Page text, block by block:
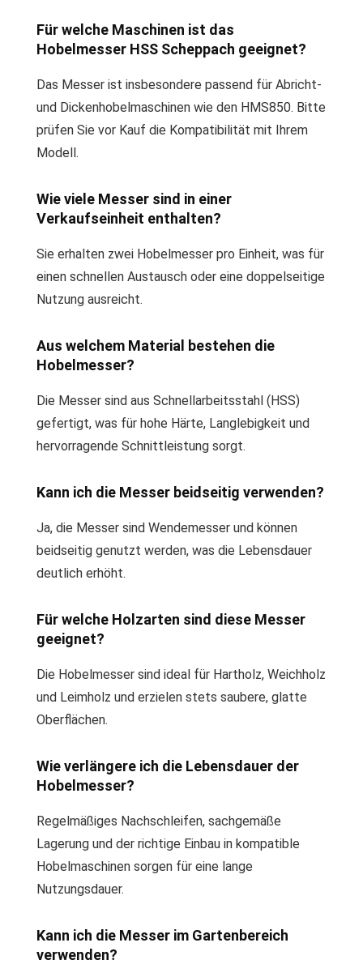
Für welche Maschinen ist das
Hobelmesser HSS Scheppach geeignet?
Das Messer ist insbesondere passend für Abricht-
und Dickenhobelmaschinen wie den HMS850. Bitte
prüfen Sie vor Kauf die Kompatibilität mit Ihrem
Modell.
Wie viele Messer sind in einer
Verkaufseinheit enthalten?
Sie erhalten zwei Hobelmesser pro Einheit, was für
einen schnellen Austausch oder eine doppelseitige
Nutzung ausreicht.
Aus welchem Material bestehen die
Hobelmesser?
Die Messer sind aus Schnellarbeitsstahl (HSS)
gefertigt, was für hohe Härte, Langlebigkeit und
hervorragende Schnittleistung sorgt.
Kann ich die Messer beidseitig verwenden?
Ja, die Messer sind Wendemesser und können
beidseitig genutzt werden, was die Lebensdauer
deutlich erhöht.
Für welche Holzarten sind diese Messer
geeignet?
Die Hobelmesser sind ideal für Hartholz, Weichholz
und Leimholz und erzielen stets saubere, glatte
Oberflächen.
Wie verlängere ich die Lebensdauer der
Hobelmesser?
Regelmäßiges Nachschleifen, sachgemäße
Lagerung und der richtige Einbau in kompatible
Hobelmaschinen sorgen für eine lange
Nutzungsdauer.
Kann ich die Messer im Gartenbereich
verwenden?